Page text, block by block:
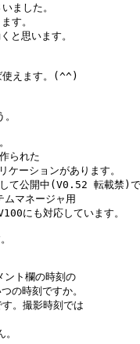
ました。
す。
と思います。
使えます。(^^)
られた
ーションがあります。
公開中(V0.52 転載禁)
マネージャ用
にも対応しています。
ント欄の時刻の
の時刻ですか。
。撮影時刻では